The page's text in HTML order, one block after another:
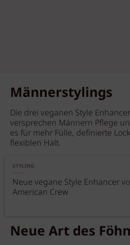
Männerstylings
Die drei veganen Style
versprechen Männern Pflege
es für mehr Fülle, definierte
flexiblen Halt.
STYLING
Neue vegane Style Enhancer
American Crew
Neue Art des